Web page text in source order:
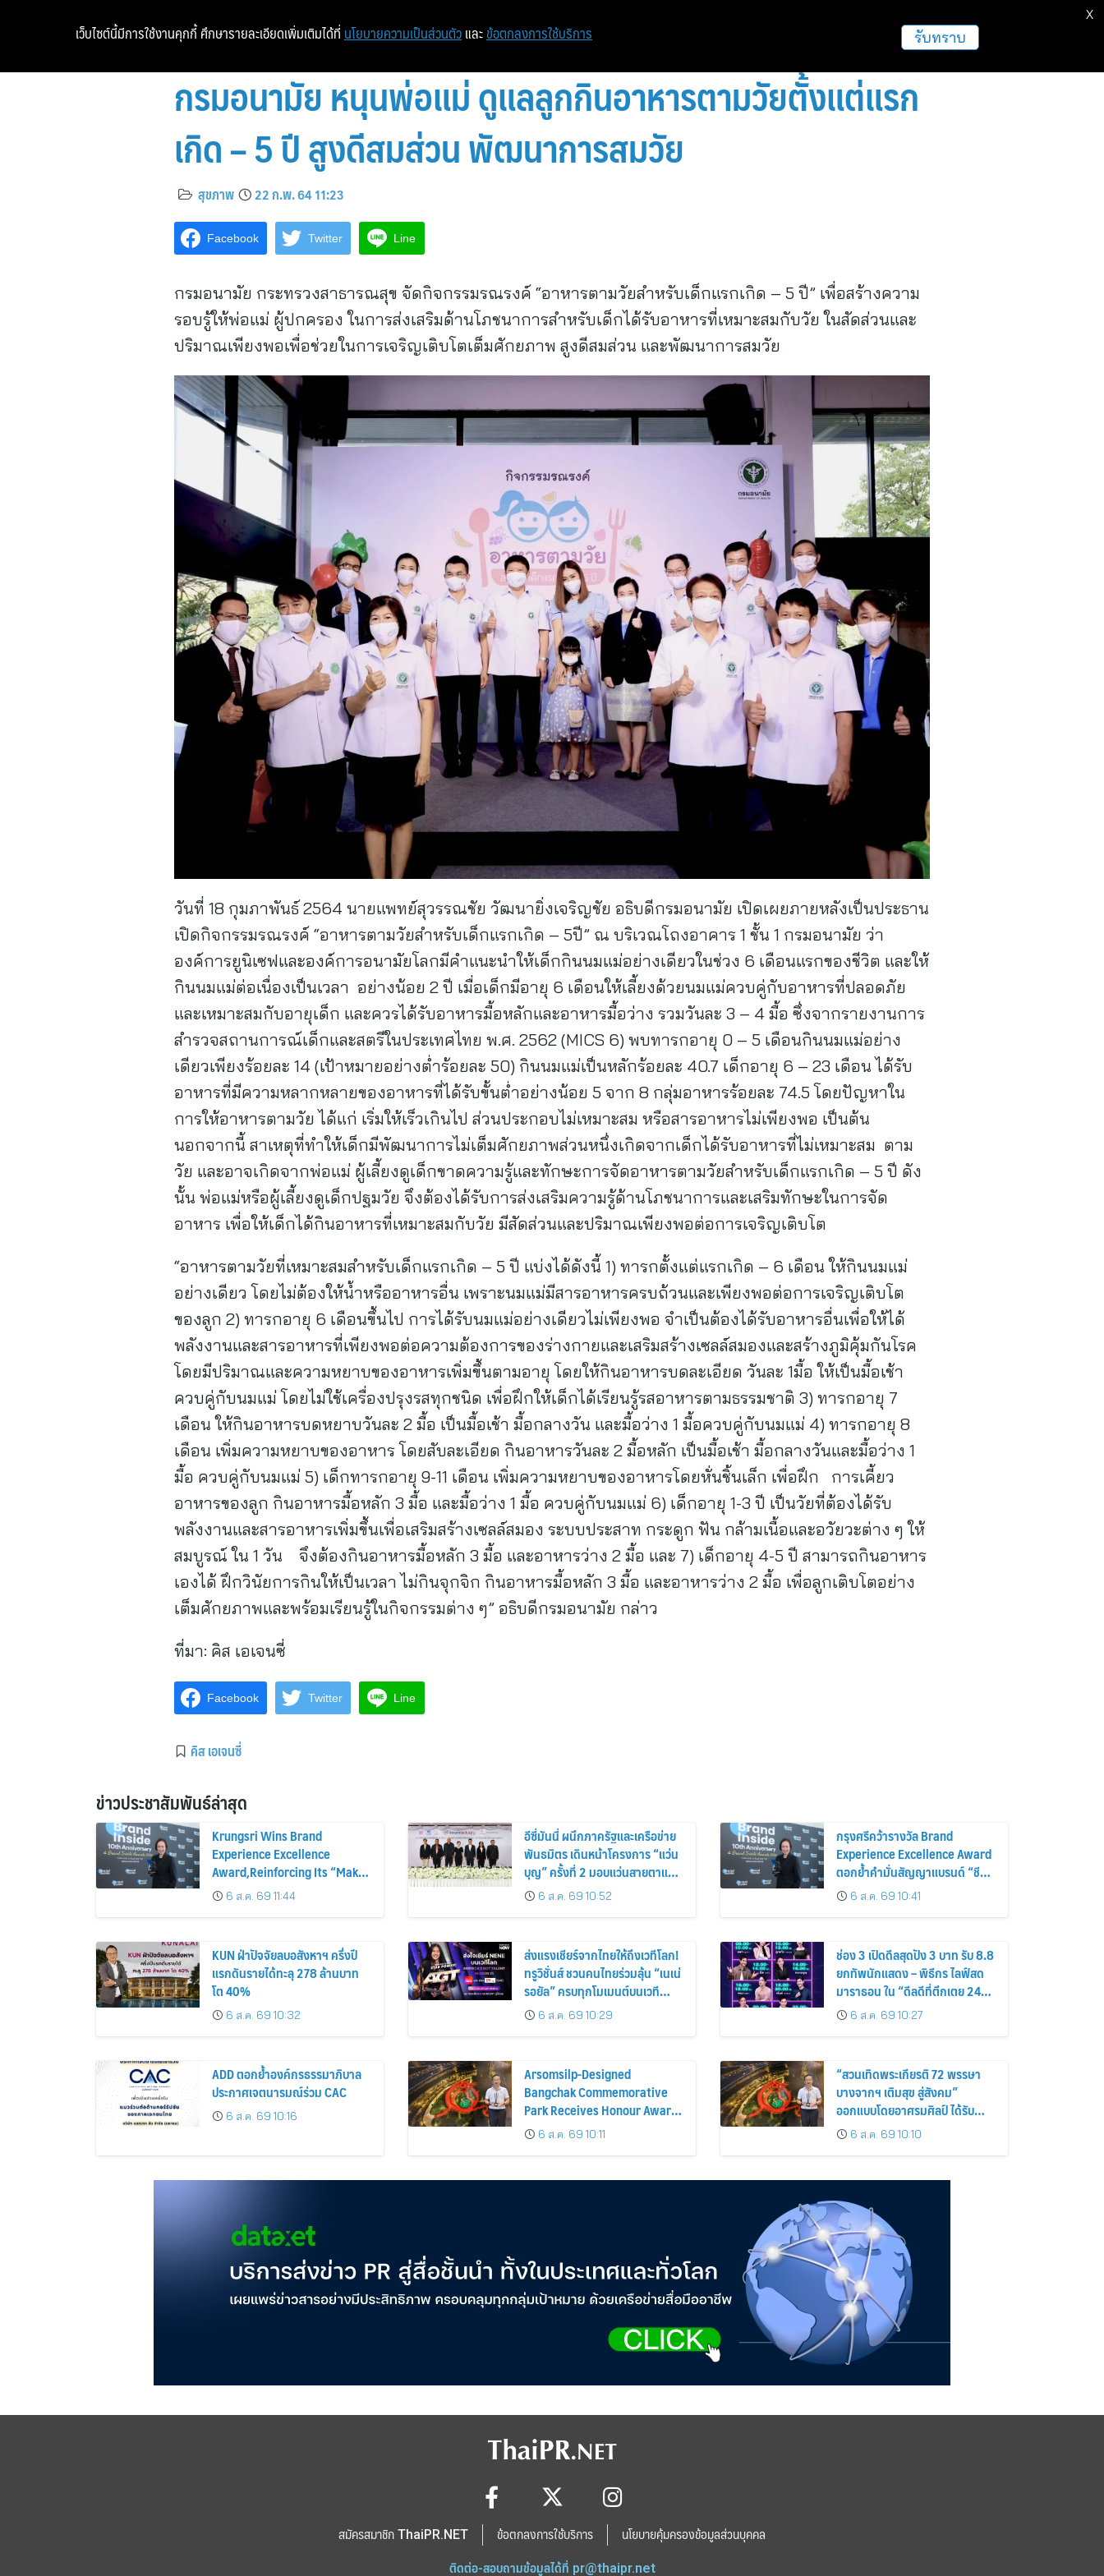
กรมอนามัย หนุนพ่อแม่ ดูแลลูกกินอาหารตามวัยตั้งแต่แรก
เกิด – 5 ปี สูงดีสมส่วน พัฒนาการสมวัย
สุขภาพ 22 ก.พ. 64 11:23
Facebook Twitter Line
กรมอนามัย กระทรวงสาธารณสุข จัดกิจกรรมรณรงค์ “อาหารตามวัยสำหรับเด็กแรกเกิด – 5 ปี” เพื่อสร้างความ
รอบรู้ให้พ่อแม่ ผู้ปกครอง ในการส่งเสริมด้านโภชนาการสำหรับเด็กได้รับอาหารที่เหมาะสมกับวัย ในสัดส่วนและ
ปริมาณเพียงพอเพื่อช่วยในการเจริญเติบโตเต็มศักยภาพ สูงดีสมส่วน และพัฒนาการสมวัย
วันที่ 18 กุมภาพันธ์ 2564 นายแพทย์สุวรรณชัย วัฒนายิ่งเจริญชัย อธิบดีกรมอนามัย เปิดเผยภายหลังเป็นประธาน
เปิดกิจกรรมรณรงค์ “อาหารตามวัยสำหรับเด็กแรกเกิด – 5ปี” ณ บริเวณโถงอาคาร 1 ชั้น 1 กรมอนามัย ว่า
องค์การยูนิเซฟและองค์การอนามัยโลกมีคำแนะนำให้เด็กกินนมแม่อย่างเดียวในช่วง 6 เดือนแรกของชีวิต และให้
กินนมแม่ต่อเนื่องเป็นเวลา อย่างน้อย 2 ปี เมื่อเด็กมีอายุ 6 เดือนให้เลี้ยงด้วยนมแม่ควบคู่กับอาหารที่ปลอดภัย
และเหมาะสมกับอายุเด็ก และควรได้รับอาหารมื้อหลักและอาหารมื้อว่าง รวมวันละ 3 – 4 มื้อ ซึ่งจากรายงานการ
สำรวจสถานการณ์เด็กและสตรีในประเทศไทย พ.ศ. 2562 (MICS 6) พบทารกอายุ 0 – 5 เดือนกินนมแม่อย่าง
เดียวเพียงร้อยละ 14 (เป้าหมายอย่างต่ำร้อยละ 50) กินนมแม่เป็นหลักร้อยละ 40.7 เด็กอายุ 6 – 23 เดือน ได้รับ
อาหารที่มีความหลากหลายของอาหารที่ได้รับขั้นต่ำอย่างน้อย 5 จาก 8 กลุ่มอาหารร้อยละ 74.5 โดยปัญหาใน
การให้อาหารตามวัย ได้แก่ เริ่มให้เร็วเกินไป ส่วนประกอบไม่เหมาะสม หรือสารอาหารไม่เพียงพอ เป็นต้น
นอกจากนี้ สาเหตุที่ทำให้เด็กมีพัฒนาการไม่เต็มศักยภาพส่วนหนึ่งเกิดจากเด็กได้รับอาหารที่ไม่เหมาะสม ตาม
วัย และอาจเกิดจากพ่อแม่ ผู้เลี้ยงดูเด็กขาดความรู้และทักษะการจัดอาหารตามวัยสำหรับเด็กแรกเกิด – 5 ปี ดัง
นั้น พ่อแม่หรือผู้เลี้ยงดูเด็กปฐมวัย จึงต้องได้รับการส่งเสริมความรู้ด้านโภชนาการและเสริมทักษะในการจัด
อาหาร เพื่อให้เด็กได้กินอาหารที่เหมาะสมกับวัย มีสัดส่วนและปริมาณเพียงพอต่อการเจริญเติบโต
“อาหารตามวัยที่เหมาะสมสำหรับเด็กแรกเกิด – 5 ปี แบ่งได้ดังนี้ 1) ทารกตั้งแต่แรกเกิด – 6 เดือน ให้กินนมแม่
อย่างเดียว โดยไม่ต้องให้น้ำหรืออาหารอื่น เพราะนมแม่มีสารอาหารครบถ้วนและเพียงพอต่อการเจริญเติบโต
ของลูก 2) ทารกอายุ 6 เดือนขึ้นไป การได้รับนมแม่อย่างเดียวไม่เพียงพอ จำเป็นต้องได้รับอาหารอื่นเพื่อให้ได้
พลังงานและสารอาหารที่เพียงพอต่อความต้องการของร่างกายและเสริมสร้างเซลล์สมองและสร้างภูมิคุ้มกันโรค
โดยมีปริมาณและความหยาบของอาหารเพิ่มขึ้นตามอายุ โดยให้กินอาหารบดละเอียด วันละ 1มื้อ ให้เป็นมื้อเช้า
ควบคู่กับนมแม่ โดยไม่ใช้เครื่องปรุงรสทุกชนิด เพื่อฝึกให้เด็กได้เรียนรู้รสอาหารตามธรรมชาติ 3) ทารกอายุ 7
เดือน ให้กินอาหารบดหยาบวันละ 2 มื้อ เป็นมื้อเช้า มื้อกลางวัน และมื้อว่าง 1 มื้อควบคู่กับนมแม่ 4) ทารกอายุ 8
เดือน เพิ่มความหยาบของอาหาร โดยสับละเอียด กินอาหารวันละ 2 มื้อหลัก เป็นมื้อเช้า มื้อกลางวันและมื้อว่าง 1
มื้อ ควบคู่กับนมแม่ 5) เด็กทารกอายุ 9-11 เดือน เพิ่มความหยาบของอาหารโดยหั่นชิ้นเล็ก เพื่อฝึก การเคี้ยว
อาหารของลูก กินอาหารมื้อหลัก 3 มื้อ และมื้อว่าง 1 มื้อ ควบคู่กับนมแม่ 6) เด็กอายุ 1-3 ปี เป็นวัยที่ต้องได้รับ
พลังงานและสารอาหารเพิ่มขึ้นเพื่อเสริมสร้างเซลล์สมอง ระบบประสาท กระดูก ฟัน กล้ามเนื้อและอวัยวะต่าง ๆ ให้
สมบูรณ์ ใน 1 วัน จึงต้องกินอาหารมื้อหลัก 3 มื้อ และอาหารว่าง 2 มื้อ และ 7) เด็กอายุ 4-5 ปี สามารถกินอาหาร
เองได้ ฝึกวินัยการกินให้เป็นเวลา ไม่กินจุกจิก กินอาหารมื้อหลัก 3 มื้อ และอาหารว่าง 2 มื้อ เพื่อลูกเติบโตอย่าง
เต็มศักยภาพและพร้อมเรียนรู้ในกิจกรรมต่าง ๆ” อธิบดีกรมอนามัย กล่าว
ที่มา: คิส เอเจนซี่
Facebook Twitter Line
คิส เอเจนซี่
ข่าวประชาสัมพันธ์ล่าสุด
Krungsri Wins Brand
Experience Excellence
Award,Reinforcing Its “Make
Life Simple” Brand Promise
6 ส.ค. 69 11:44
อีซี่มันนี่ ผนึกภาครัฐและเครือข่าย
พันธมิตร เดินหน้าโครงการ “แว่น
บุญ” ครั้งที่ 2 มอบแว่นสายตาแก่
ประชาชน 600 คน ขยายโอกาส
การมองเห็นสู่ชุมชนไทย
6 ส.ค. 69 10:52
กรุงศรีคว้ารางวัล Brand
Experience Excellence Award
ตอกย้ำคำมั่นสัญญาแบรนด์ “ชีวิต
ง่าย ได้ทุกวัน”
6 ส.ค. 69 10:41
KUN ฝ่าปัจจัยลบอสังหาฯ ครึ่งปี
แรกดันรายได้ทะลุ 278 ล้านบาท
โต 40%
6 ส.ค. 69 10:32
ส่งแรงเชียร์จากไทยให้ถึงเวทีโลก!
ทรูวิชั่นส์ ชวนคนไทยร่วมลุ้น “เนเน่
รอยัล” ครบทุกโมเมนต์บนเวที
AMERICA’S GOT TALENT
SEASON 21
6 ส.ค. 69 10:29
ช่อง 3 เปิดดีลสุดปัง 3 บาท รับ 8.8
ยกทัพนักแสดง – พิธีกร ไลฟ์สด
มาราธอน ใน “ดีลดีที่ตึกเตย 24
ชั่วโมง”
6 ส.ค. 69 10:27
ADD ตอกย้ำองค์กรธรรมาภิบาล
ประกาศเจตนารมณ์ร่วม CAC
6 ส.ค. 69 10:16
Arsomsilp-Designed
Bangchak Commemorative
Park Receives Honour Award
at MLAA 2026
6 ส.ค. 69 10:11
“สวนเทิดพระเกียรติ 72 พรรษา
บางจากฯ เติมสุข สู่สังคม”
ออกแบบโดยอาศรมศิลป์ ได้รับ
รางวัล Malaysia Landscape
Architecture Award 2026
6 ส.ค. 69 10:10
สมัครสมาชิก ThaiPR.NET ข้อตกลงการใช้บริการ นโยบายคุ้มครองข้อมูลส่วนบุคคล
ติดต่อ-สอบถามข้อมูลได้ที่ pr@thaipr.net
เว็บไซต์นี้มีการใช้งานคุกกี้ ศึกษารายละเอียดเพิ่มเติมได้ที่ นโยบายความเป็นส่วนตัว และ ข้อตกลงการใช้บริการ รับทราบ
X